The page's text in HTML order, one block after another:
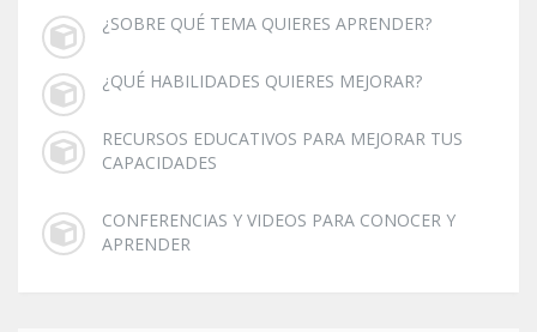
¿SOBRE QUÉ TEMA QUIERES APRENDER?
¿QUÉ HABILIDADES QUIERES MEJORAR?
RECURSOS EDUCATIVOS PARA MEJORAR TUS
CAPACIDADES
CONFERENCIAS Y VIDEOS PARA CONOCER Y
APRENDER